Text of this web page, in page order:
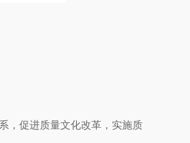
，促进质量文化改革，实施质